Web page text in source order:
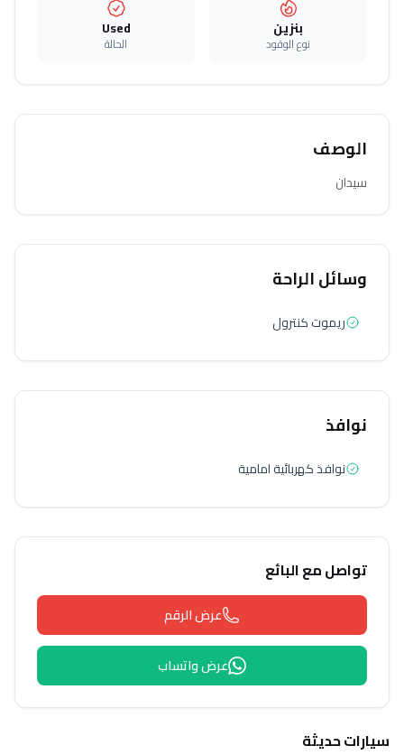
بنزين
نوع الوقود
Used
الحالة
الوصف
سيدان
وسائل الراحة
ريموت كنترول
نوافذ
نوافذ كهربائية امامية
تواصل مع البائع
عرض الرقم
عرض واتساب
سيارات حديثة